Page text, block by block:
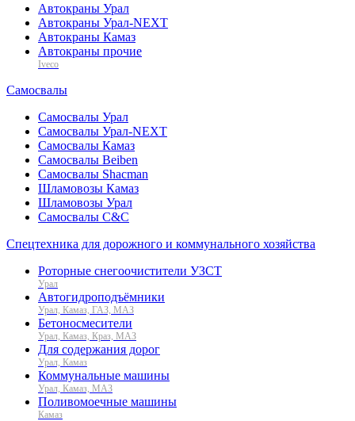
Автокраны Урал
Автокраны Урал-NEXT
Автокраны Камаз
Автокраны прочие
Iveco
Самосвалы
Самосвалы Урал
Самосвалы Урал-NEXT
Самосвалы Камаз
Самосвалы Beiben
Самосвалы Shacman
Шламовозы Камаз
Шламовозы Урал
Самосвалы C&C
Спецтехника для дорожного и коммунального хозяйства
Роторные снегоочистители УЗСТ
Урал
Автогидроподъёмники
Урал, Камаз, ГАЗ, МАЗ
Бетоносмесители
Урал, Камаз, Краз, МАЗ
Для содержания дорог
Урал, Камаз
Коммунальные машины
Урал, Камаз, МАЗ
Поливомоечные машины
Камаз